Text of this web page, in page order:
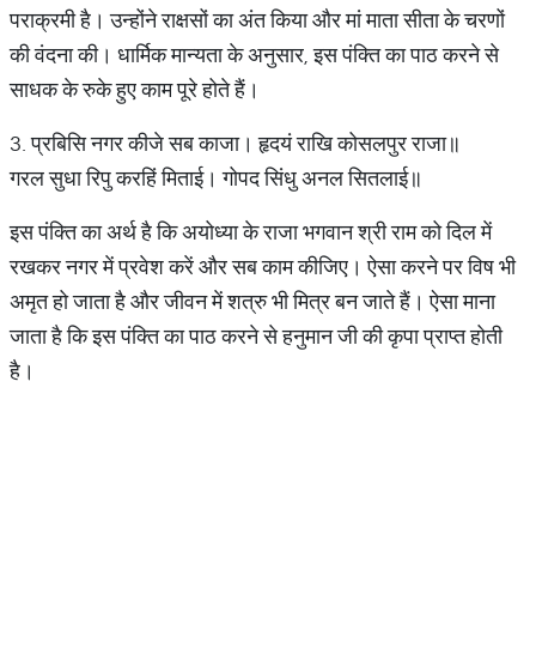
पराक्रमी है। उन्होंने राक्षसों का अंत किया और मां माता सीता के चरणों
की वंदना की। धार्मिक मान्यता के अनुसार, इस पंक्ति का पाठ करने से
साधक के रुके हुए काम पूरे होते हैं।
3. प्रबिसि नगर कीजे सब काजा। हृदयं राखि कोसलपुर राजा॥
गरल सुधा रिपु करहिं मिताई। गोपद सिंधु अनल सितलाई॥
इस पंक्ति का अर्थ है कि अयोध्या के राजा भगवान श्री राम को दिल में
रखकर नगर में प्रवेश करें और सब काम कीजिए। ऐसा करने पर विष भी
अमृत हो जाता है और जीवन में शत्रु भी मित्र बन जाते हैं। ऐसा माना
जाता है कि इस पंक्ति का पाठ करने से हनुमान जी की कृपा प्राप्त होती
है।